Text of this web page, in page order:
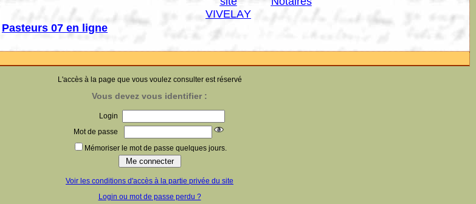
VIVELAY
Pasteurs 07 en ligne
L'accès à la page que vous voulez consulter est réservé
Vous devez vous identifier :
Login
Mot de passe
Mémoriser le mot de passe quelques jours.
Voir les conditions d'accès à la partie privée du site
Login ou mot de passe perdu ?